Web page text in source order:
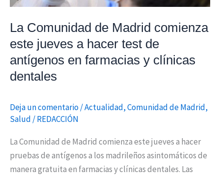
La Comunidad de Madrid comienza
este jueves a hacer test de
antígenos en farmacias y clínicas
dentales
Deja un comentario/Actualidad,Comunidad de Madrid,
Salud /REDACCIÓN
La Comunidad de Madrid comienza este jueves a hacer
pruebas de antígenos a los madrileños asintomáticos de
manera gratuita en farmacias y clínicas dentales. Las
test
antígenos
en
farmacias
clínicas
dentales